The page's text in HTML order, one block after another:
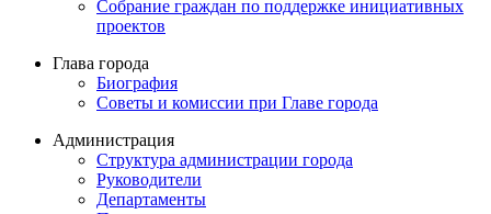
Собрание граждан по поддержке инициативных
проектов
Глава города
Биография
Советы и комиссии при Главе города
Администрация
Структура администрации города
Руководители
Департаменты